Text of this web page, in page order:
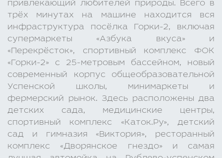
привлекающий любителей природы. Всего в
трёх минутах на машине находится вся
инфраструктура посёлка Горки-2, включая
супермаркеты «Азбука вкуса» и
«Перекрёсток», спортивный комплекс ФОК
«Горки-2» с 25-метровым бассейном, новый
современный корпус общеобразовательной
Успенской школы, минимаркеты и
фермерский рынок. Здесь расположены два
детских сада, медицинские центры,
спортивный комплекс «Каток.Ру», детский
сад и гимназия «Виктория», ресторанный
комплекс «Дворянское гнездо» и самая